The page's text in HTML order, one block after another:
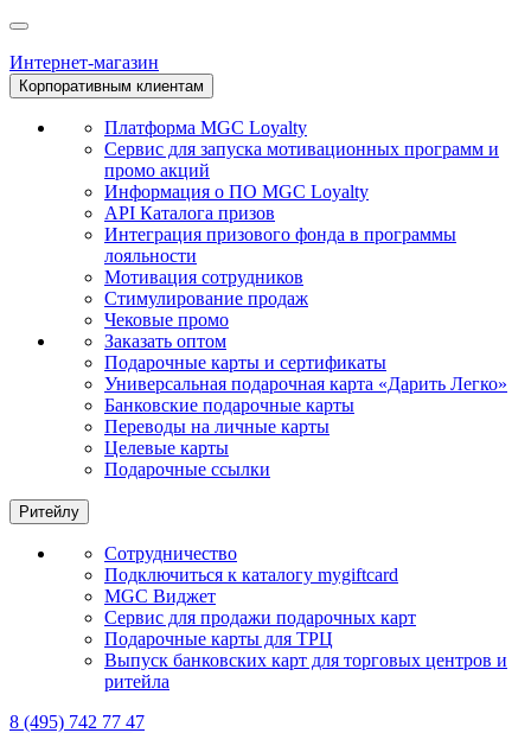
Интернет-магазин
Корпоративным клиентам
Платформа MGC Loyalty
Сервис для запуска мотивационных программ и
промо акций
Информация о ПО MGC Loyalty
API Каталога призов
Интеграция призового фонда в программы
лояльности
Мотивация сотрудников
Стимулирование продаж
Чековые промо
Заказать оптом
Подарочные карты и сертификаты
Универсальная подарочная карта «Дарить Легко»
Банковские подарочные карты
Переводы на личные карты
Целевые карты
Подарочные ссылки
Ритейлу
Сотрудничество
Подключиться к каталогу mygiftcard
MGC Виджет
Сервис для продажи подарочных карт
Подарочные карты для ТРЦ
Выпуск банковских карт для торговых центров и
ритейла
8 (495) 742 77 47